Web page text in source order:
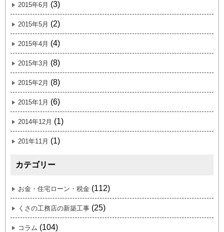
2015年6月 (3)
2015年5月 (2)
2015年4月 (4)
2015年3月 (8)
2015年2月 (8)
2015年1月 (6)
2014年12月 (1)
201年11月 (1)
カテゴリー
お金・住宅ローン・税金 (112)
くさの工務店の新築工事 (25)
コラム (104)